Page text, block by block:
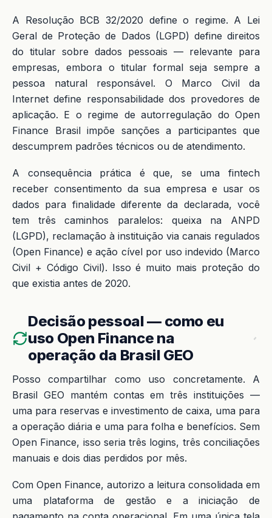
A Resolução BCB 32/2020 define o regime. A Lei
Geral de Proteção de Dados (LGPD) define direitos
do titular sobre dados pessoais — relevante para
empresas, embora o titular formal seja sempre a
pessoa natural responsável. O Marco Civil da
Internet define responsabilidade dos provedores de
aplicação. E o regime de autorregulação do Open
Finance Brasil impõe sanções a participantes que
descumprem padrões técnicos ou de atendimento.
A consequência prática é que, se uma fintech
receber consentimento da sua empresa e usar os
dados para finalidade diferente da declarada, você
tem três caminhos paralelos: queixa na ANPD
(LGPD), reclamação à instituição via canais regulados
(Open Finance) e ação cível por uso indevido (Marco
Civil + Código Civil). Isso é muito mais proteção do
que existia antes de 2020.
Decisão pessoal — como eu
uso Open Finance na
operação da Brasil GEO
Posso compartilhar como uso concretamente. A
Brasil GEO mantém contas em três instituições —
uma para reservas e investimento de caixa, uma para
a operação diária e uma para folha e benefícios. Sem
Open Finance, isso seria três logins, três conciliações
manuais e dois dias perdidos por mês.
Com Open Finance, autorizo a leitura consolidada em
uma plataforma de gestão e a iniciação de